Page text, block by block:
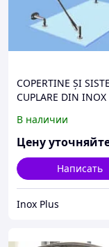
COPERTINE ȘI
CUPLARE DIN INOX
В наличии
Цену
Написать
Inox Plus